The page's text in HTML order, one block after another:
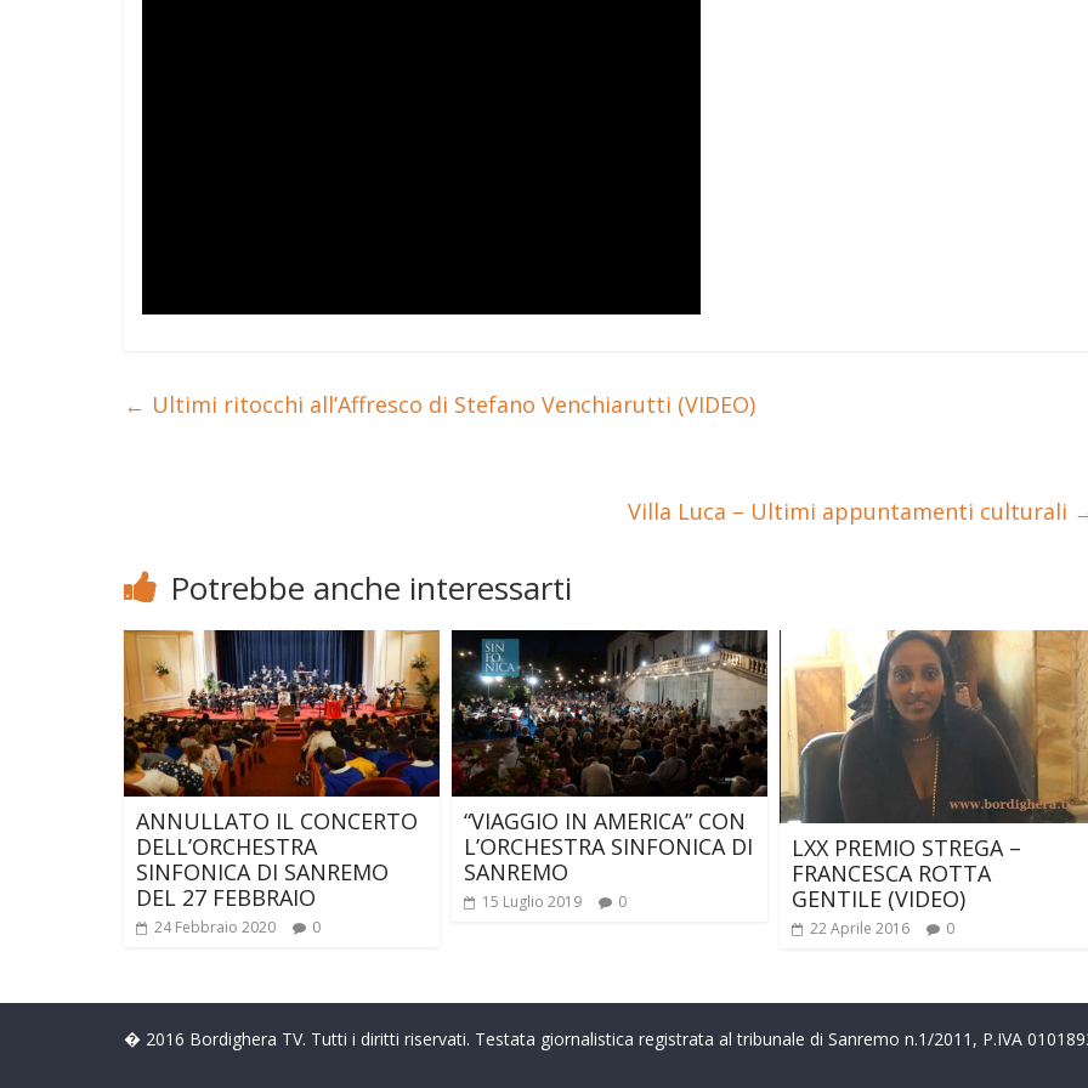
← Ultimi ritocchi all’Affresco di Stefano Venchiarutti (VIDEO)
Villa Luca – Ultimi appuntamenti culturali
Potrebbe anche interessarti
ANNULLATO IL CONCERTO
DELL’ORCHESTRA
SINFONICA DI SANREMO
DEL 27 FEBBRAIO
24 Febbraio 2020 0
“VIAGGIO IN AMERICA” CON
L’ORCHESTRA SINFONICA DI
SANREMO
15 Luglio 2019 0
LXX PREMIO STREGA –
FRANCESCA ROTTA
GENTILE (VIDEO)
22 Aprile 2016 0
� 2016 Bordighera TV. Tutti i diritti riservati. Testata giornalistica registrata al tribunale di Sanremo n.1/2011, P.IVA